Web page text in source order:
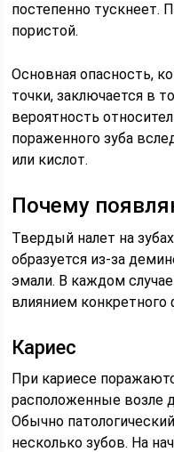
постепенно тускнеет.
пористой.
Основная опасность,
точки, заключается в
вероятность
пораженного зуба
или кислот.
Почему
Твердый налет на
образуется из-за
эмали. В каждом
влиянием конкретного
Кариес
При кариесе
расположенные возле
Обычно
несколько зубов. На